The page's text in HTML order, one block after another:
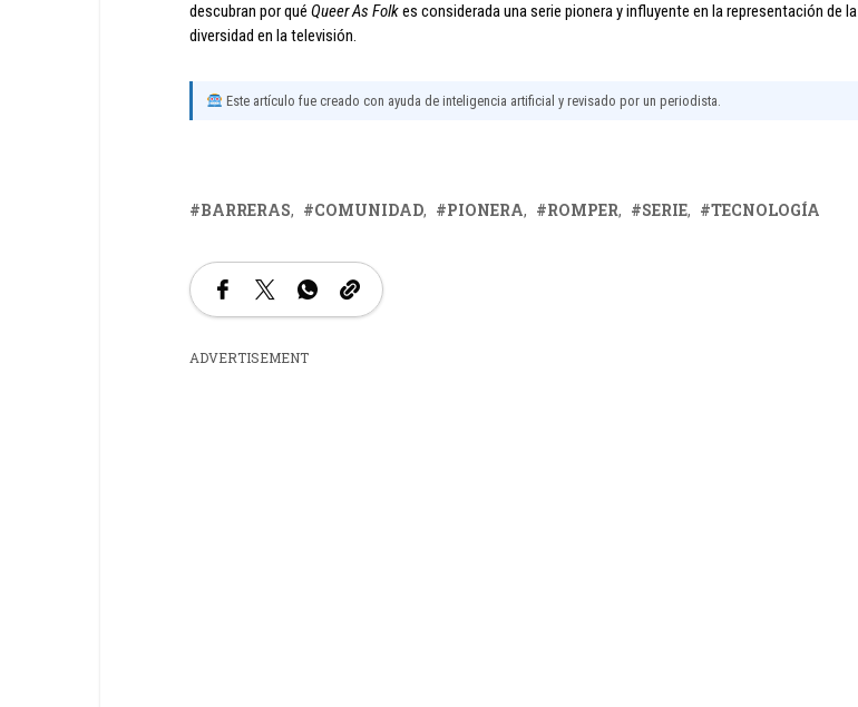
descubran por qué Queer As Folkes considerada una serie pionera y influyente en la representación de la
diversidad en la televisión.
Este artículo fue creado con ayuda de inteligencia artificial y revisado por un periodista.
BARRERAS COMUNIDAD PIONERA ROMPER SERIE TECNOLOGÍA
ADVERTISEMENT